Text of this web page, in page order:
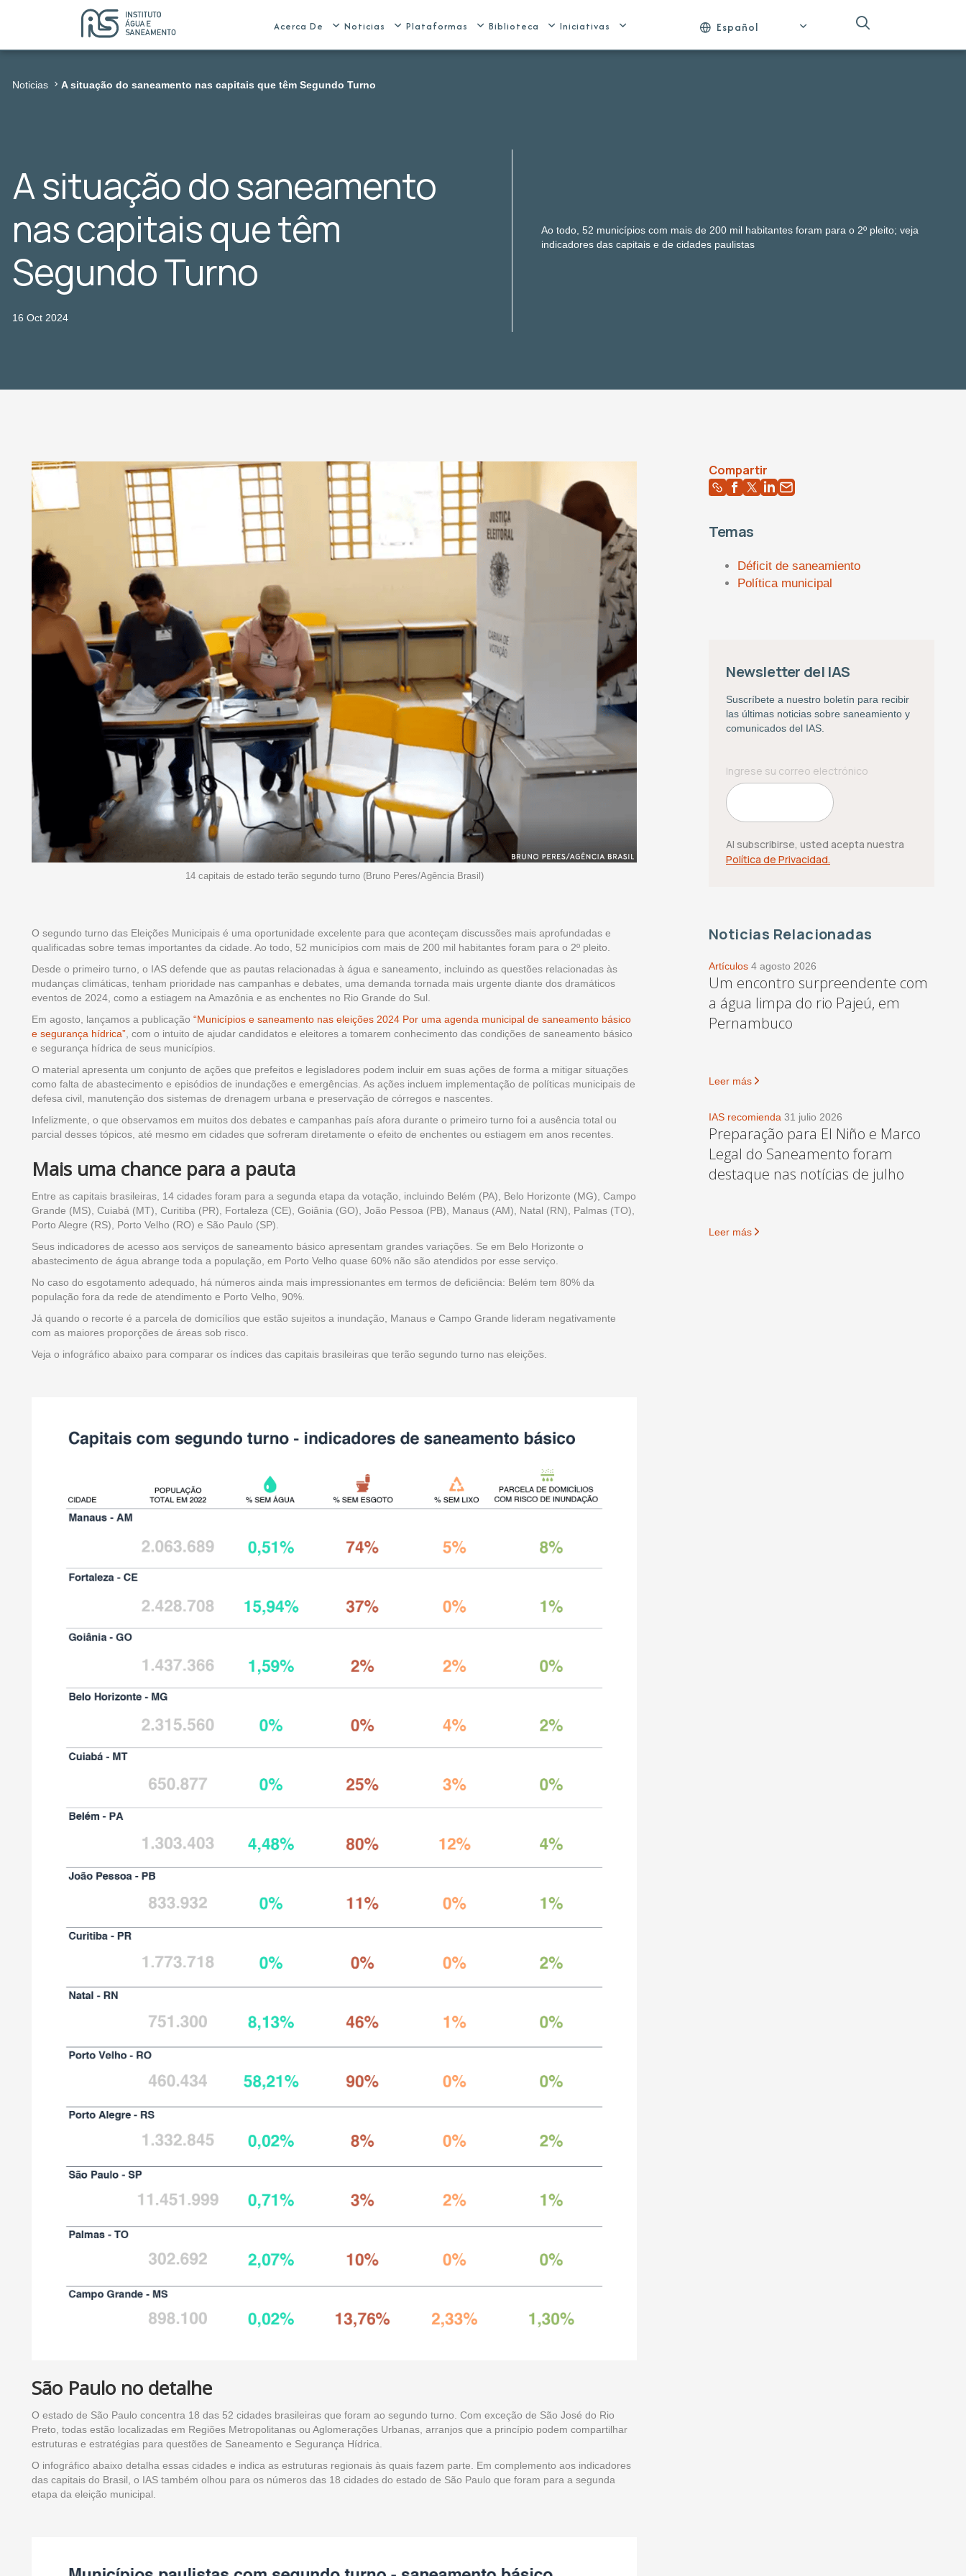
Acerca De Noticias Plataformas Biblioteca Iniciativas Español
Noticias A situação do saneamento nas capitais que têm Segundo Turno
A situação do saneamento
nas capitais que têm
Segundo Turno
16 Oct 2024
Ao todo, 52 municípios com mais de 200 mil habitantes foram para o 2º pleito; veja
indicadores das capitais e de cidades paulistas
14 capitais de estado terão segundo turno (Bruno Peres/Agência Brasil)
O segundo turno das Eleições Municipais é uma oportunidade excelente para que aconteçam discussões mais aprofundadas e
qualificadas sobre temas importantes da cidade. Ao todo, 52 municípios com mais de 200 mil habitantes foram para o 2º pleito.
Desde o primeiro turno, o IAS defende que as pautas relacionadas à água e saneamento, incluindo as questões relacionadas às
mudanças climáticas, tenham prioridade nas campanhas e debates, uma demanda tornada mais urgente diante dos dramáticos
eventos de 2024, como a estiagem na Amazônia e as enchentes no Rio Grande do Sul.
Em agosto, lançamos a publicação “Municípios e saneamento nas eleições 2024 Por uma agenda municipal de saneamento básico
e segurança hídrica” , com o intuito de ajudar candidatos e eleitores a tomarem conhecimento das condições de saneamento básico
e segurança hídrica de seus municípios.
O material apresenta um conjunto de ações que prefeitos e legisladores podem incluir em suas ações de forma a mitigar situações
como falta de abastecimento e episódios de inundações e emergências. As ações incluem implementação de políticas municipais de
defesa civil, manutenção dos sistemas de drenagem urbana e preservação de córregos e nascentes.
Infelizmente, o que observamos em muitos dos debates e campanhas país afora durante o primeiro turno foi a ausência total ou
parcial desses tópicos, até mesmo em cidades que sofreram diretamente o efeito de enchentes ou estiagem em anos recentes.
Mais uma chance para a pauta
Entre as capitais brasileiras, 14 cidades foram para a segunda etapa da votação, incluindo Belém (PA), Belo Horizonte (MG), Campo
Grande (MS), Cuiabá (MT), Curitiba (PR), Fortaleza (CE), Goiânia (GO), João Pessoa (PB), Manaus (AM), Natal (RN), Palmas (TO),
Porto Alegre (RS), Porto Velho (RO) e São Paulo (SP).
Seus indicadores de acesso aos serviços de saneamento básico apresentam grandes variações. Se em Belo Horizonte o
abastecimento de água abrange toda a população, em Porto Velho quase 60% não são atendidos por esse serviço.
No caso do esgotamento adequado, há números ainda mais impressionantes em termos de deficiência: Belém tem 80% da
população fora da rede de atendimento e Porto Velho, 90%.
Já quando o recorte é a parcela de domicílios que estão sujeitos a inundação, Manaus e Campo Grande lideram negativamente
com as maiores proporções de áreas sob risco.
Veja o infográfico abaixo para comparar os índices das capitais brasileiras que terão segundo turno nas eleições.
São Paulo no detalhe
O estado de São Paulo concentra 18 das 52 cidades brasileiras que foram ao segundo turno. Com exceção de São José do Rio
Preto, todas estão localizadas em Regiões Metropolitanas ou Aglomerações Urbanas, arranjos que a princípio podem compartilhar
estruturas e estratégias para questões de Saneamento e Segurança Hídrica.
O infográfico abaixo detalha essas cidades e indica as estruturas regionais às quais fazem parte. Em complemento aos indicadores
das capitais do Brasil, o IAS também olhou para os números das 18 cidades do estado de São Paulo que foram para a segunda
etapa da eleição municipal.
Compartir
Temas
Déficit de saneamiento
Política municipal
Newsletter del IAS
Suscríbete a nuestro boletín para recibir
las últimas noticias sobre saneamiento y
comunicados del IAS.
Al subscribirse, usted acepta nuestra
Política de Privacidad.
Noticias Relacionadas
Artículos 4 agosto 2026
Um encontro surpreendente com
a água limpa do rio Pajeú, em
Pernambuco
Leer más
IAS recomienda 31 julio 2026
Preparação para El Niño e Marco
Legal do Saneamento foram
destaque nas notícias de julho
Leer más